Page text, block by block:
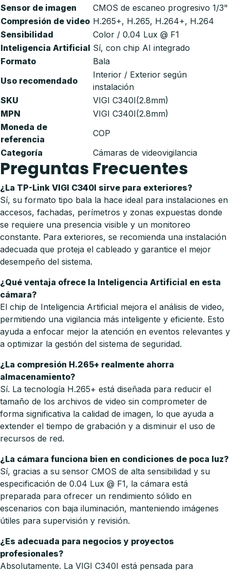
Sensor de imagen
CMOS de escaneo progresivo 1/3"
Compresión de video H.265+, H.265, H.264+, H.264
Sensibilidad
Color / 0.04 Lux @ F1
Inteligencia Artificial Sí, con chip AI integrado
Formato
Bala
Uso recomendado
Interior / Exterior según
instalación
SKU
VIGI C340I(2.8mm)
MPN
VIGI C340I(2.8mm)
Moneda de
referencia
COP
Categoría
Cámaras de videovigilancia
Preguntas Frecuentes
¿La TP-Link VIGI C340I sirve para exteriores?
Sí, su formato tipo bala la hace ideal para instalaciones en
accesos, fachadas, perímetros y zonas expuestas donde
se requiere una presencia visible y un monitoreo
constante. Para exteriores, se recomienda una instalación
adecuada que proteja el cableado y garantice el mejor
desempeño del sistema.
¿Qué ventaja ofrece la Inteligencia Artificial en esta
cámara?
El chip de Inteligencia Artificial mejora el análisis de video,
permitiendo una vigilancia más inteligente y eficiente. Esto
ayuda a enfocar mejor la atención en eventos relevantes y
a optimizar la gestión del sistema de seguridad.
¿La compresión H.265+ realmente ahorra
almacenamiento?
Sí. La tecnología H.265+ está diseñada para reducir el
tamaño de los archivos de video sin comprometer de
forma significativa la calidad de imagen, lo que ayuda a
extender el tiempo de grabación y a disminuir el uso de
recursos de red.
¿La cámara funciona bien en condiciones de poca luz?
Sí, gracias a su sensor CMOS de alta sensibilidad y su
especificación de 0.04 Lux @ F1, la cámara está
preparada para ofrecer un rendimiento sólido en
escenarios con baja iluminación, manteniendo imágenes
útiles para supervisión y revisión.
¿Es adecuada para negocios y proyectos
profesionales?
Absolutamente. La VIGI C340I está pensada para